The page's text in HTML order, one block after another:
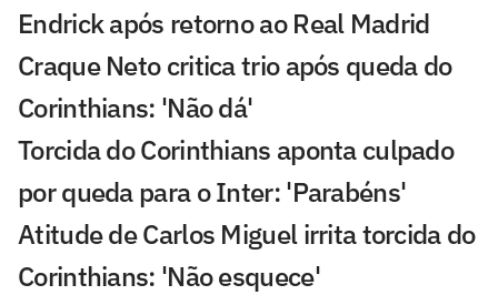
Endrick após retorno ao Real Madrid
Craque Neto critica trio após queda do
Corinthians: 'Não dá'
Torcida do Corinthians aponta culpado
por queda para o Inter: 'Parabéns'
Atitude de Carlos Miguel irrita torcida do
Corinthians: 'Não esquece'